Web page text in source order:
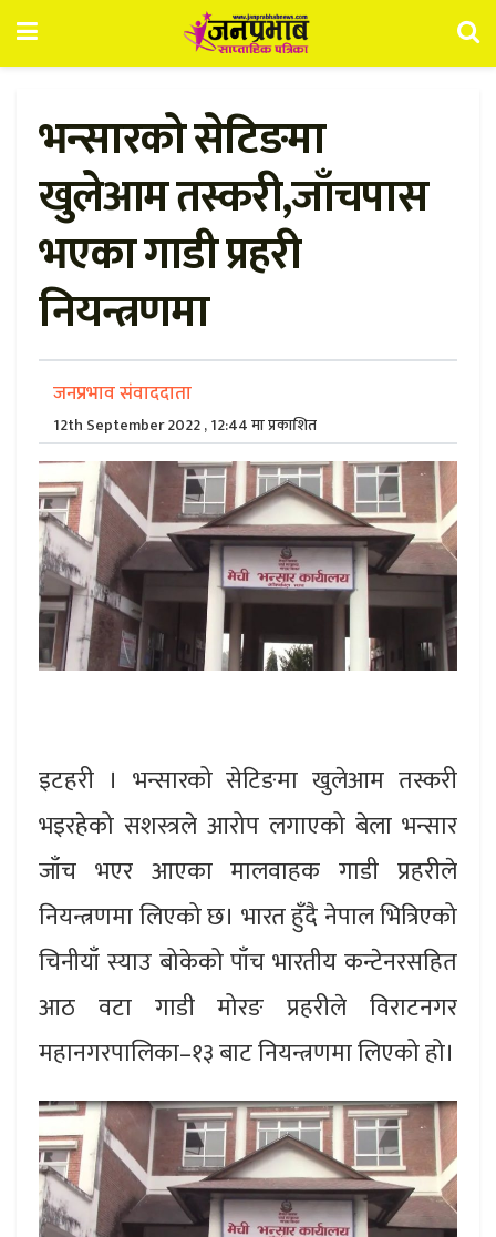
भन्सारको सेटिङमा
खुलेआम तस्करी,जाँचपास
भएका गाडी प्रहरी
नियन्त्रणमा
जनप्रभाव संवाददाता
12th September 2022 , 12:44 मा प्रकाशित
इटहरी । भन्सारको सेटिङमा खुलेआम तस्करी
भइरहेको सशस्त्रले आरोप लगाएको बेला भन्सार
जाँच भएर आएका मालवाहक गाडी प्रहरीले
नियन्त्रणमा लिएको छ। भारत हुँदै नेपाल भित्रिएको
चिनीयाँ स्याउ बोकेको पाँच भारतीय कन्टेनरसहित
आठ वटा गाडी मोरङ प्रहरीले विराटनगर
महानगरपालिका–१३ बाट नियन्त्रणमा लिएको हो।